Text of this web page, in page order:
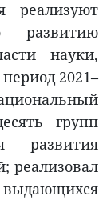
реализуют
развитию
науки,
2021–
групп
развития
реализовал